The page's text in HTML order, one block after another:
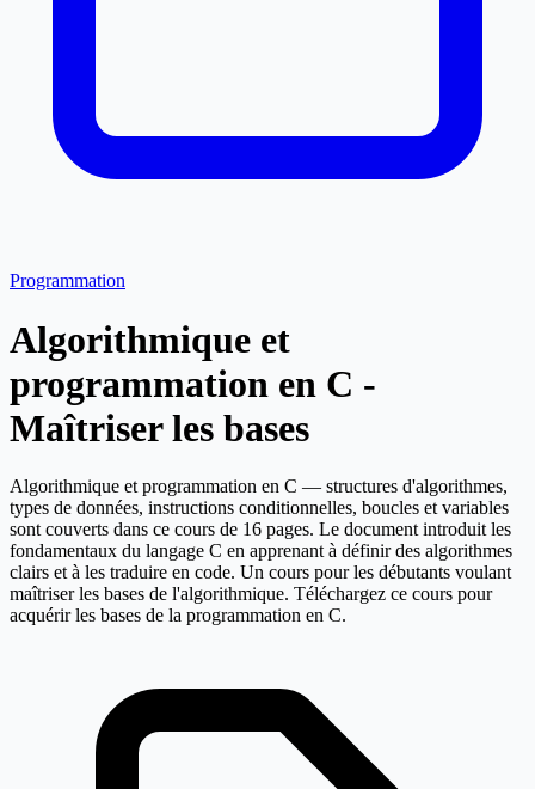
Programmation
Algorithmique et
programmation en C -
Maîtriser les bases
Algorithmique et programmation en C — structures d'algorithmes,
types de données, instructions conditionnelles, boucles et variables
sont couverts dans ce cours de 16 pages. Le document introduit les
fondamentaux du langage C en apprenant à définir des algorithmes
clairs et à les traduire en code. Un cours pour les débutants voulant
maîtriser les bases de l'algorithmique. Téléchargez ce cours pour
acquérir les bases de la programmation en C.